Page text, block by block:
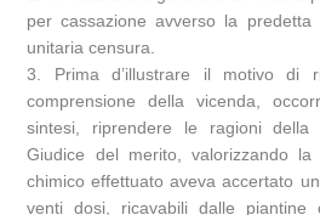
per cassazione avverso la predetta
unitaria censura.
3. Prima d’illustrare il motivo di
comprensione della vicenda,
sintesi, riprendere le ragioni della
Giudice del merito, valorizzando la
chimico effettuato aveva accertato
venti dosi, ricavabili dalle piantine